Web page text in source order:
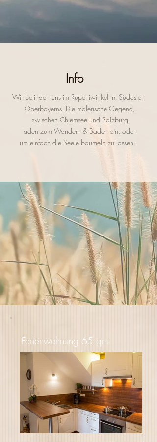
Info
Wir befinden uns im Rupertiwinkel im Südosten
Oberbayerns. Die malerische Gegend,
zwischen Chiemsee und Salzburg
laden zum Wandern & Baden ein, oder
um einfach die Seele baumeln zu lassen.
Ferienwohnung 65 qm